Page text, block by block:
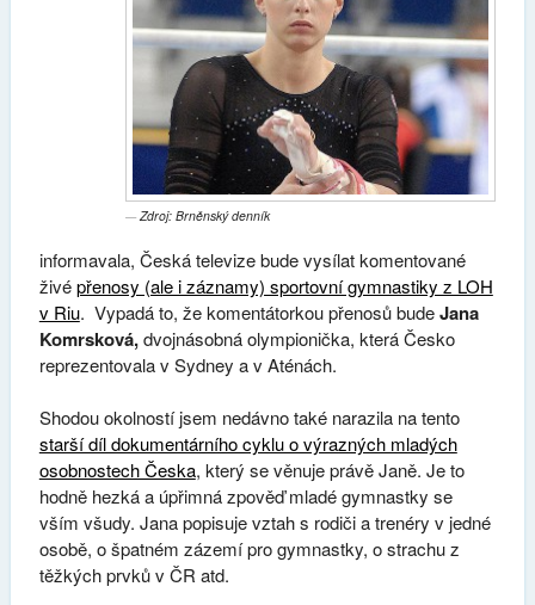
Zdroj: Brněnský denník
informavala, Česká televize bude vysílat komentované
živépřenosy (ale i záznamy) sportovní gymnastiky z LOH
v Riu. Vypadá to, že komentátorkou přenosů budeJana
Komrsková,dvojnásobná olympionička, která Česko
reprezentovala v Sydney a v Aténách.
Shodou okolností jsem nedávno také narazila na tento
starší díl dokumentárního cyklu o výrazných mladých
osobnostech Česka, který se věnuje právě Janě. Je to
hodně hezká a úpřimná zpověď mladé gymnastky se
vším všudy. Jana popisuje vztah s rodiči a trenéry v jedné
osobě, o špatném zázemí pro gymnastky, o strachu z
těžkých prvků v ČR atd.